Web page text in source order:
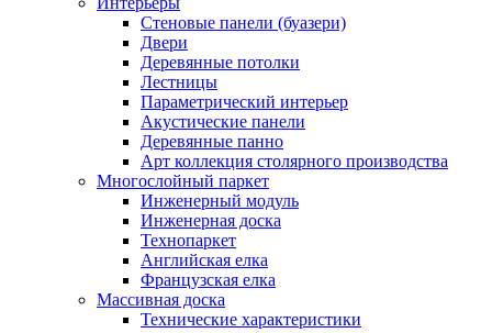
Стеновые панели (буазери)
Двери
Деревянные потолки
Лестницы
Параметрический интерьер
Акустические панели
Деревянные панно
Арт коллекция столярного производства
Многослойный паркет
Инженерный модуль
Инженерная доска
Технопаркет
Английская елка
Французская елка
Массивная доска
Технические характеристики